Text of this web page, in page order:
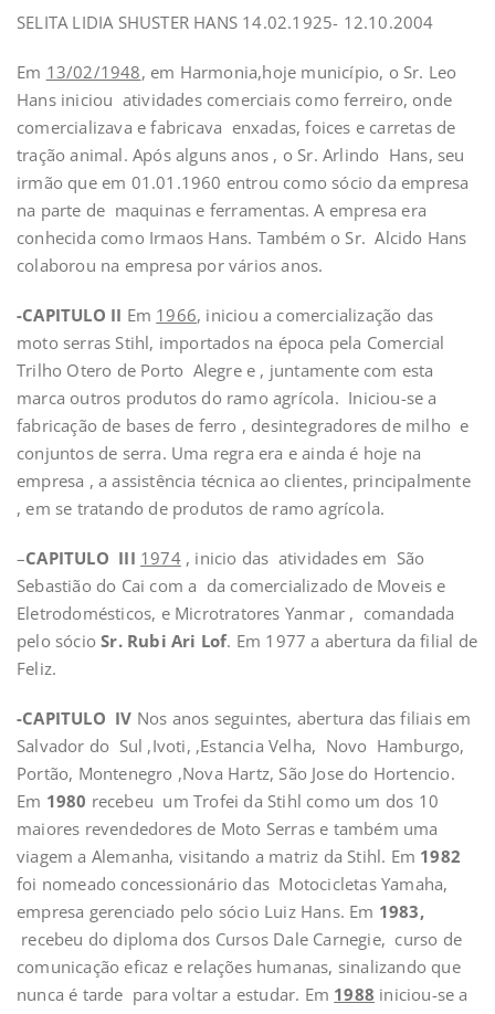
SELITA LIDIA SHUSTER HANS 14.02.1925- 12.10.2004
Em 13/02/1948, em Harmonia,hoje município, o Sr. Leo
Hans iniciou atividades comerciais como ferreiro, onde
comercializava e fabricava enxadas, foices e carretas de
tração animal. Após alguns anos , o Sr. Arlindo Hans, seu
irmão que em 01.01.1960 entrou como sócio da empresa
na parte de maquinas e ferramentas. A empresa era
conhecida como Irmaos Hans. Também o Sr. Alcido Hans
colaborou na empresa por vários anos.
-CAPITULO II Em 1966, iniciou a comercialização das
moto serras Stihl, importados na época pela Comercial
Trilho Otero de Porto Alegre e , juntamente com esta
marca outros produtos do ramo agrícola. Iniciou-se a
fabricação de bases de ferro , desintegradores de milho e
conjuntos de serra. Uma regra era e ainda é hoje na
empresa , a assistência técnica ao clientes, principalmente
, em se tratando de produtos de ramo agrícola.
–CAPITULO III 1974, inicio das atividades em São
Sebastião do Cai com a da comercializado de Moveis e
Eletrodomésticos, e Microtratores Yanmar , comandada
pelo sócioSr. Rubi Ari Lof. Em 1977 a abertura da filial de
Feliz.
-CAPITULO IV Nos anos seguintes, abertura das filiais em
Salvador do Sul ,Ivoti, ,Estancia Velha, Novo Hamburgo,
Portão, Montenegro ,Nova Hartz, São Jose do Hortencio.
Em 1980 recebeu um Trofei da Stihl como um dos 10
maiores revendedores de Moto Serras e também uma
viagem a Alemanha, visitando a matriz da Stihl. Em 1982
foi nomeado concessionário das Motocicletas Yamaha,
empresa gerenciado pelo sócio Luiz Hans. Em 1983,
recebeu do diploma dos Cursos Dale Carnegie, curso de
comunicação eficaz e relações humanas, sinalizando que
nunca é tarde para voltar a estudar. Em 1988 iniciou-se a